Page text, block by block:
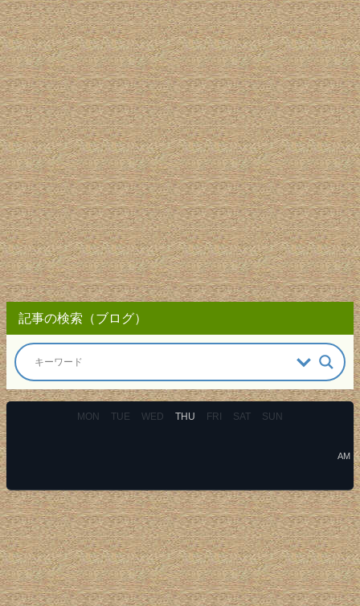
記事の検索（ブログ）
MON TUE WED THU FRI SAT SUN
AM